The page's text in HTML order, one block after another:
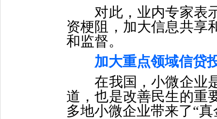
对此，业内专家表示
资梗阻，加大信息共享
和监督。
加大重点领域信贷
在我国，小微企业是
道，也是改善民生的重
多地小微企业带来了“